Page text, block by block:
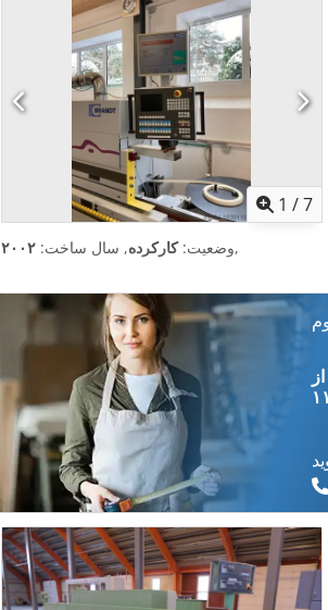
1 /7
وضعیت:کارکرده, سال ساخت: ۲۰۰۲ ,